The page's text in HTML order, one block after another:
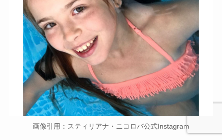
画像引用：スティリアナ・ニコロバ公式Instagram